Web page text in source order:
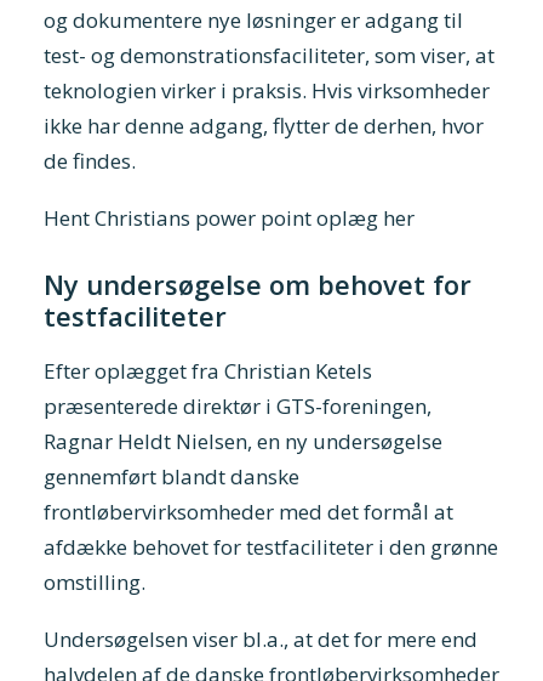
og dokumentere nye løsninger er adgang til
test- og demonstrationsfaciliteter, som viser, at
teknologien virker i praksis. Hvis virksomheder
ikke har denne adgang, flytter de derhen, hvor
de findes.
Hent Christians power point oplæg her
Ny undersøgelse om behovet for
testfaciliteter
Efter oplægget fra Christian Ketels
præsenterede direktør i GTS-foreningen,
Ragnar Heldt Nielsen, en ny undersøgelse
gennemført blandt danske
frontløbervirksomheder med det formål at
afdække behovet for testfaciliteter i den grønne
omstilling.
Undersøgelsen viser bl.a., at det for mere end
halvdelen af de danske frontløbervirksomheder